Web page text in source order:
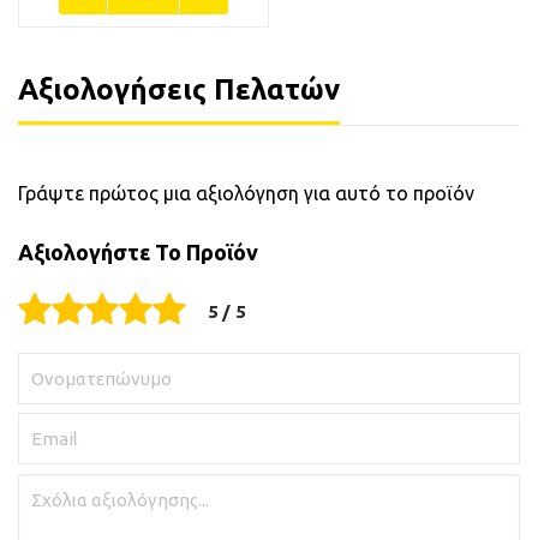
Αξιολογήσεις Πελατών
Γράψτε πρώτος μια αξιολόγηση για αυτό το προϊόν
Αξιολογήστε Το Προϊόν